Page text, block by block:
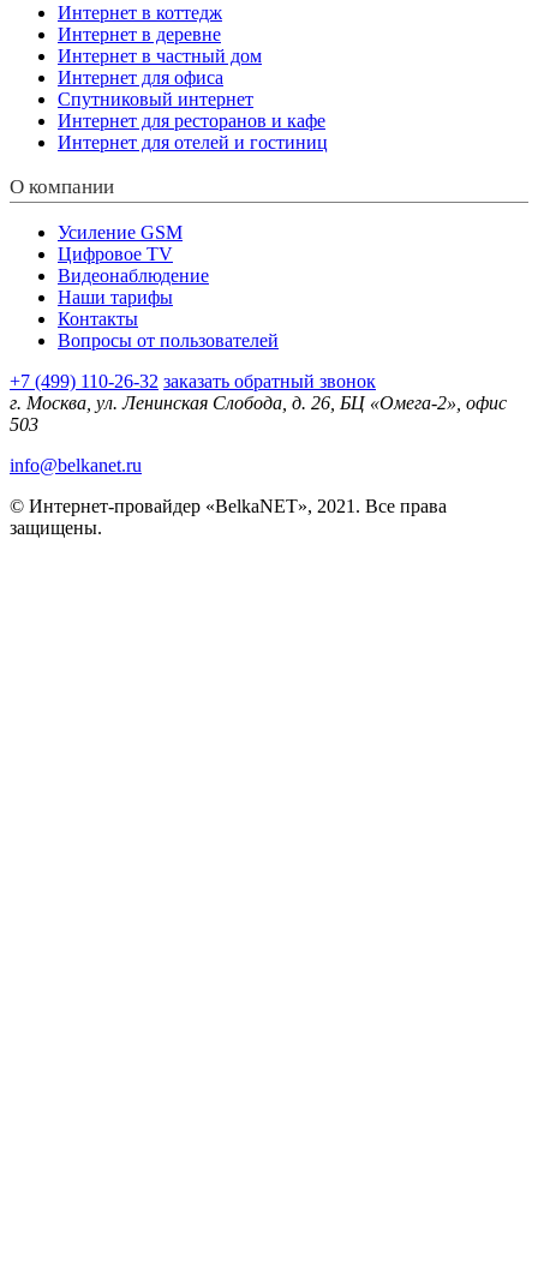
Интернет в коттедж
Интернет в деревне
Интернет в частный дом
Интернет для офиса
Спутниковый интернет
Интернет для ресторанов и кафе
Интернет для отелей и гостиниц
О компании
Усиление GSM
Цифровое TV
Видеонаблюдение
Наши тарифы
Контакты
Вопросы от пользователей
+7 (499) 110-26-32 заказать обратный звонок
г. Москва, ул. Ленинская Слобода, д. 26, БЦ «Омега-2», офис
503
info@belkanet.ru
© Интернет-провайдер «BelkaNET», 2021. Все права
защищены.